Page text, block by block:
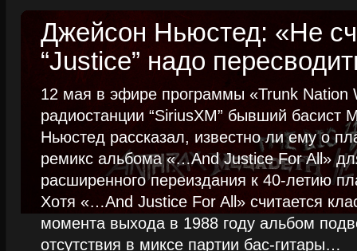
Джейсон Ньюстед: «Не
“Justice” надо
12 мая в эфире программы «Trunk Nation
радиостанции “SiriusXM” бывший басист
Ньюстед рассказал, известно ли ему о
ремикс альбома «…And Justice For All»
расширенного переиздания к 40-летию
Хотя «…And Justice For All» считается
момента выхода в 1988 году альбом
отсутствия в миксе партии бас-гитары…